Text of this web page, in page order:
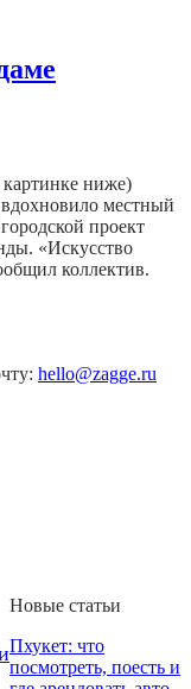
ниже)
местный
проект
«Искусство
коллектив.
hello@zagge.ru
Новые статьи
Пхукет: что
посмотреть, поесть и